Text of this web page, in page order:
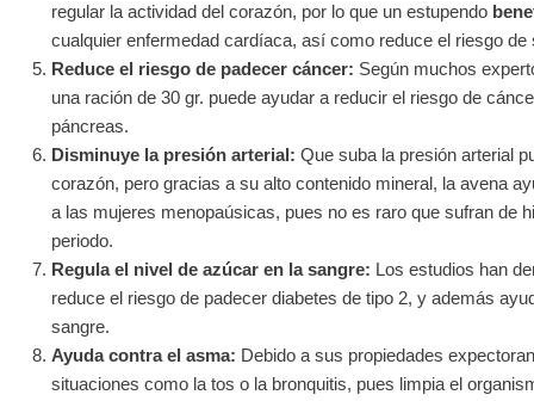
regular la actividad del corazón, por lo que un estupendo
cualquier enfermedad cardíaca, así como reduce el riesgo de
Reduce el riesgo de padecer cáncer: Según muchos
una ración de 30 gr. puede ayudar a reducir el riesgo de
páncreas.
Disminuye la presión arterial: Que suba la presión arterial
corazón, pero gracias a su alto contenido mineral, la avena
a las mujeres menopaúsicas, pues no es raro que sufran de
periodo.
Regula el nivel de azúcar en la sangre: Los estudios han
reduce el riesgo de padecer diabetes de tipo 2, y además
sangre.
Ayuda contra el asma: Debido a sus propiedades
situaciones como la tos o la bronquitis, pues limpia el